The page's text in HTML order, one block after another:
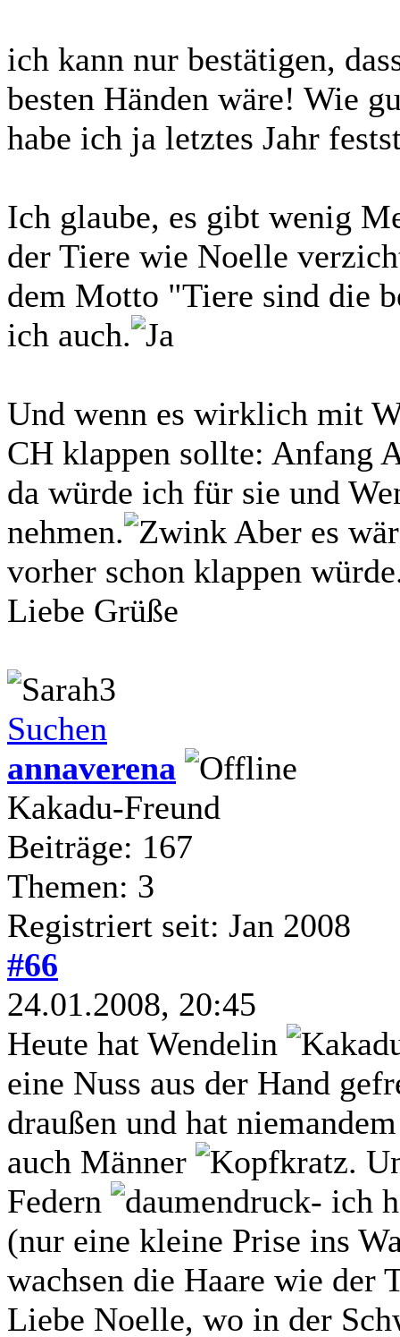
ich kann nur bestätigen,
besten Händen wäre! Wie
habe ich ja letztes Jahr
Ich glaube, es gibt wenig
der Tiere wie Noelle
dem Motto "Tiere sind die
ich auch.
Und wenn es wirklich mit
CH klappen sollte: Anfang
da würde ich für sie und
nehmen.
Aber es
vorher schon klappen
Liebe Grüße
Suchen
annaverena
Kakadu-Freund
Beiträge: 167
Themen: 3
Registriert seit: Jan 2008
#66
24.01.2008, 20:45
Heute hat Wendelin
eine Nuss aus der Hand
draußen und hat
auch Männer
.
Federn
- ich
(nur eine kleine Prise ins
wachsen die Haare wie der
Liebe Noelle, wo in der